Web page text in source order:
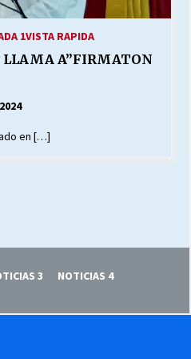
1VISTA RAPIDA
A”FIRMATON
en […]
3
NOTICIAS 4